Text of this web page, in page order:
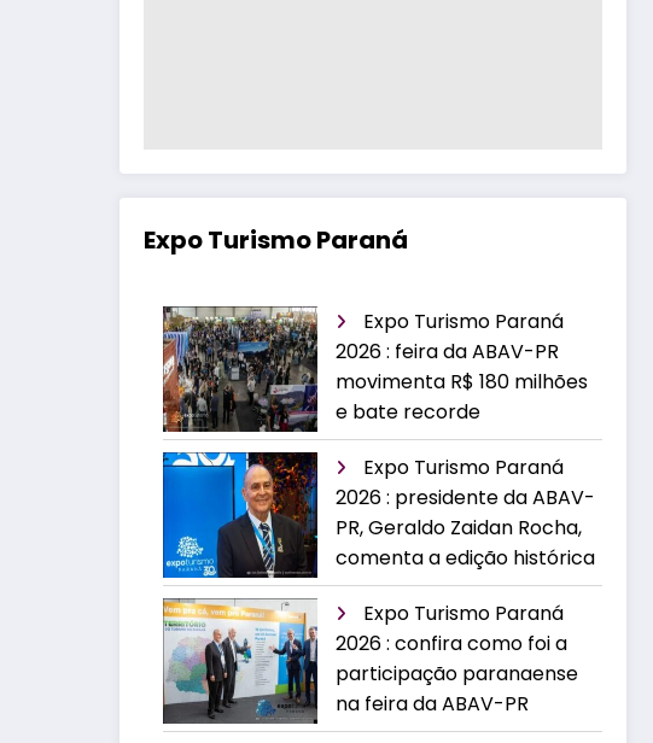
Expo Turismo Paraná
Expo Turismo Paraná
2026 : feira da ABAV-PR
movimenta R$ 180 milhões
e bate recorde
Expo Turismo Paraná
2026 : presidente da ABAV-
PR, Geraldo Zaidan Rocha,
comenta a edição histórica
Expo Turismo Paraná
2026 : confira como foi a
participação paranaense
na feira da ABAV-PR